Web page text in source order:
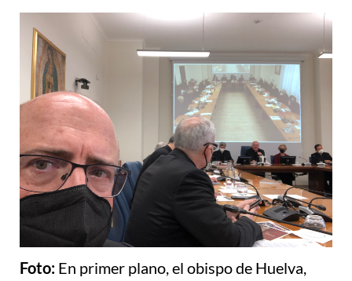
Foto: En primer plano, el obispo de Huelva,